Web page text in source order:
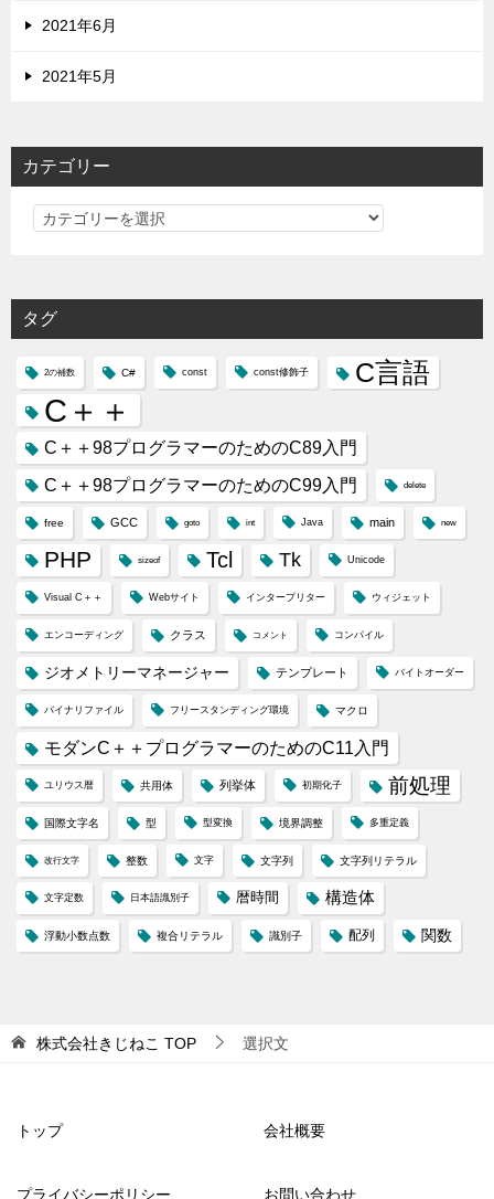
2021年6月
2021年5月
カテゴリー
カ
リ
ー
タグ
2の補数 C# const const修飾子 C言語
C＋＋
C＋＋98プログラマーのためのC89入門
C＋＋98プログラマーのためのC99入門
delete
free GCC goto int Java main new
PHP sizeof Tcl Tk Unicode
Visual C＋＋ Webサイト インタープリター ウィジェット
エンコーディング クラス コメント コンパイル
ジオメトリーマネージャー テンプレート バイトオーダー
バイナリファイル フリースタンディング環境 マクロ
モダンC＋＋プログラマーのためのC11入門
ユリウス暦 共用体 列挙体 初期化子 前処理
国際文字名 型 型変換 境界調整 多重定義
改行文字 整数 文字 文字列 文字列リテラル
文字定数 日本語識別子 暦時間 構造体
浮動小数点数 複合リテラル 識別子 配列 関数
株式会社きじねこ TOP 選択文
トップ 会社概要
プライバシーポリシー お問い合わせ